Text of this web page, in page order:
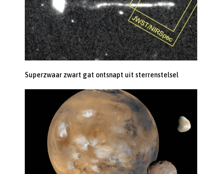
Superzwaar zwart gat ontsnapt uit sterrenstelsel